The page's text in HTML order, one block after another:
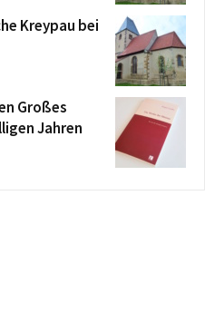
Kreypau bei
Großes
Jahren